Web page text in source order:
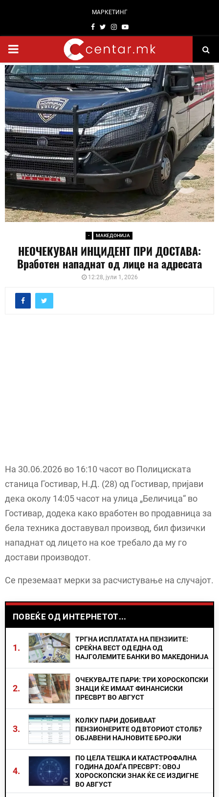
МАРКЕТИНГ
Facebook
TwitterInstagram
Youtube
PRIMARY
MENU
- МАКЕДОНИЈА
НЕОЧЕКУВАН ИНЦИДЕНТ ПРИ ДОСТАВА:
Вработен нападнат од лице на адресата
12:28, јули 1, 2026
На 30.06.2026 во 16:10 часот во Полициската
станица Гостивар, Н.Д. (28) од Гостивар, пријави
дека околу 14:05 часот на улица „Беличица“ во
Гостивар, додека како вработен во продавница за
бела техника доставувал производ, бил физички
нападнат од лицето на кое требало да му го
достави производот.
Се преземаат мерки за расчистување на случајот.
ПОВЕЌЕ ОД ИНТЕРНЕТОТ...
1.
ТРГНА ИСПЛАТАТА НА ПЕНЗИИТЕ:
СРЕЌНА ВЕСТ ОД ЕДНА ОД
НАЈГОЛЕМИТЕ БАНКИ ВО МАКЕДОНИЈА
2.
ОЧЕКУВАЈТЕ ПАРИ: ТРИ ХОРОСКОПСКИ
ЗНАЦИ ЌЕ ИМААТ ФИНАНСИСКИ
ПРЕСВРТ ВО АВГУСТ
3.
КОЛКУ ПАРИ ДОБИВААТ
ПЕНЗИОНЕРИТЕ ОД ВТОРИОТ СТОЛБ?
ОБЈАВЕНИ НАЈНОВИТЕ БРОЈКИ
4.
ПО ЦЕЛА ТЕШКА И КАТАСТРОФАЛНА
ГОДИНА ДОАЃА ПРЕСВРТ: ОВОЈ
ХОРОСКОПСКИ ЗНАК ЌЕ СЕ ИЗДИГНЕ
ВО АВГУСТ